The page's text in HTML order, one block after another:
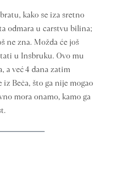
kako se iza sretno
odmara u carstvu bilina;
ne zna. Možda će još
u Insbruku. Ovo mu
a već 4 dana zatim
iz Beča, što ga nije mogao
mora onamo, kamo ga